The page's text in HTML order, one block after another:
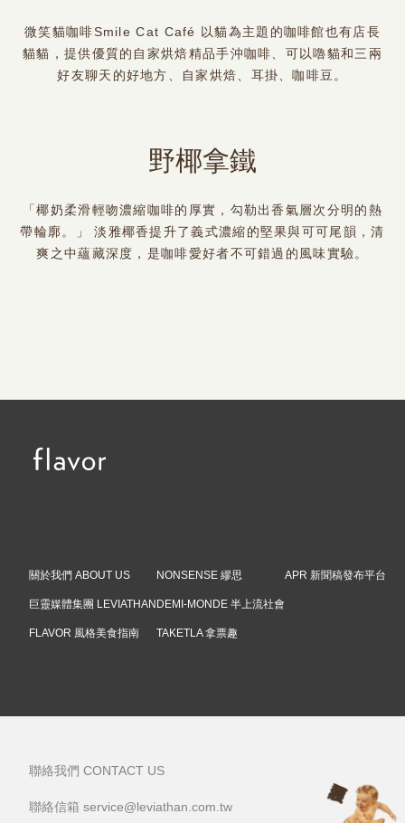
微笑貓咖啡Smile Cat Café 以貓為主題的咖啡館也有店長
貓貓，提供優質的自家烘焙精品手沖咖啡、可以嚕貓和三兩
好友聊天的好地方、自家烘焙、耳掛、咖啡豆。
野椰拿鐵
「椰奶柔滑輕吻濃縮咖啡的厚實，勾勒出香氣層次分明的熱
帶輪廓。」 淡雅椰香提升了義式濃縮的堅果與可可尾韻，清
爽之中蘊藏深度，是咖啡愛好者不可錯過的風味實驗。
關於我們 ABOUT US
巨靈媒體集團 LEVIATHAN
FLAVOR 風格美食指南
NONSENSE 繆思
DEMI-MONDE 半上流社會
TAKETLA 拿票趣
APR 新聞稿發布平台
聯絡我們 CONTACT US
聯絡信箱 service@leviathan.com.tw